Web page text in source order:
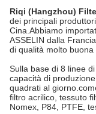
Riqi (Hangzhou)
dei principali
Cina.Abbiamo
ASSELIN dalla
di qualità molto buona
Sulla base di 8 linee
capacità di
quadrati al
filtro acrilico, tessuto
Nomex, P84, PTFE,